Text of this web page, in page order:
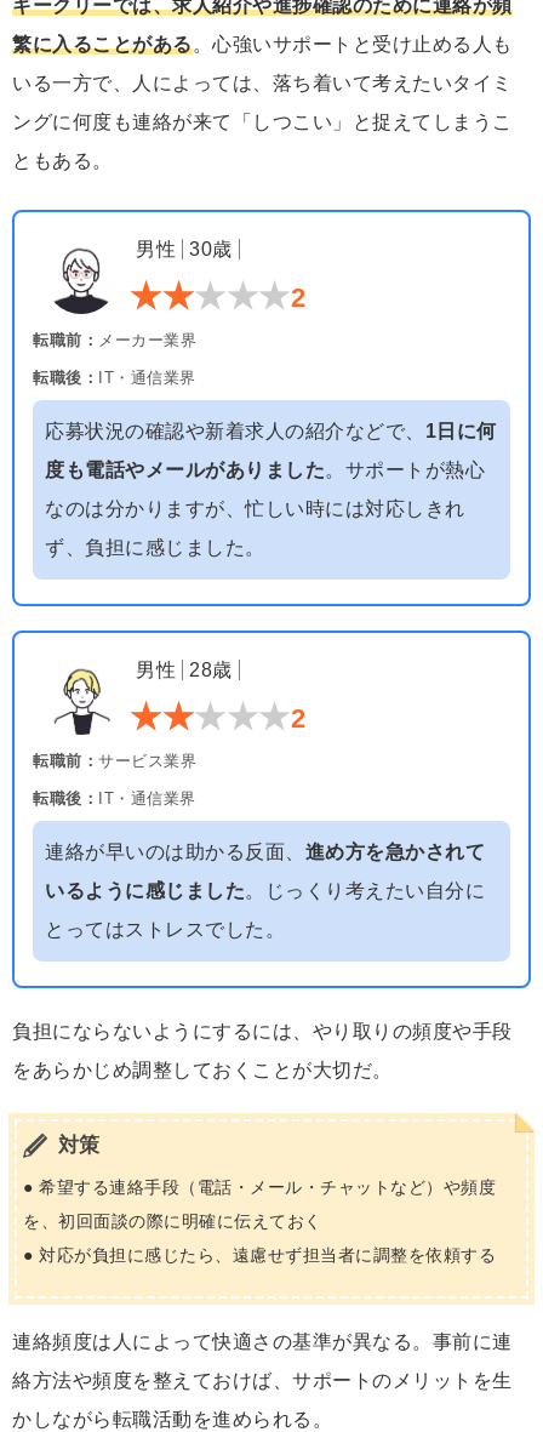
ギークリーでは、求人紹介や進捗確認のために連絡が頻
繁に入ることがある。心強いサポートと受け止める人も
いる一方で、人によっては、落ち着いて考えたいタイミ
ングに何度も連絡が来て「しつこい」と捉えてしまうこ
ともある。
男性 30歳
2
転職前： メーカー業界
転職後： IT・通信業界
応募状況の確認や新着求人の紹介などで、 1日に何
度も電話やメールがありました。サポートが熱心
なのは分かりますが、忙しい時には対応しきれ
ず、負担に感じました。
男性 28歳
2
転職前： サービス業界
転職後： IT・通信業界
連絡が早いのは助かる反面、 進め方を急かされて
いるように感じました。じっくり考えたい自分に
とってはストレスでした。
負担にならないようにするには、やり取りの頻度や手段
をあらかじめ調整しておくことが大切だ。
対策
● 希望する連絡手段（電話・メール・チャットなど）や頻度
を、初回面談の際に明確に伝えておく
● 対応が負担に感じたら、遠慮せず担当者に調整を依頼する
連絡頻度は人によって快適さの基準が異なる。事前に連
絡方法や頻度を整えておけば、サポートのメリットを生
かしながら転職活動を進められる。